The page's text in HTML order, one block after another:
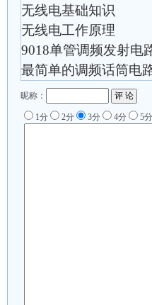
无线电基础知识
无线电工作原理
9018单管调频发射电
最简单的调频话筒电
昵称：
1分 2分 3分 4分 5分